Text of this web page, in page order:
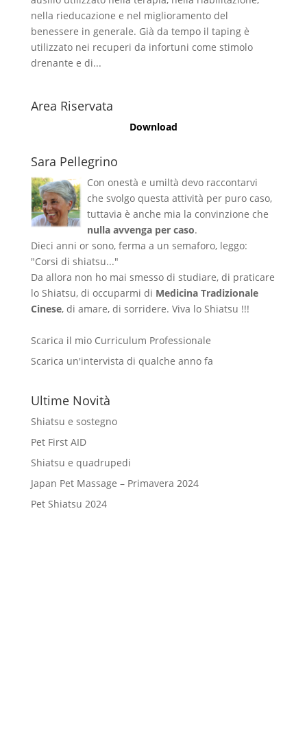
nella rieducazione e nel miglioramento del
benessere in generale. Già da tempo il taping è
utilizzato nei recuperi da infortuni come stimolo
drenante e di...
Area Riservata
Download
Sara Pellegrino
Con onestà e umiltà devo raccontarvi
che svolgo questa attività per puro caso,
tuttavia è anche mia la convinzione che
nulla avvenga per caso.
Dieci anni or sono, ferma a un semaforo, leggo:
"Corsi di shiatsu..."
Da allora non ho mai smesso di studiare, di praticare
lo Shiatsu, di occuparmi di Medicina Tradizionale
Cinese, di amare, di sorridere. Viva lo Shiatsu !!!
Scarica il mio Curriculum Professionale
Scarica un'intervista di qualche anno fa
Ultime Novità
Shiatsu e sostegno
Pet First AID
Shiatsu e quadrupedi
Japan Pet Massage – Primavera 2024
Pet Shiatsu 2024